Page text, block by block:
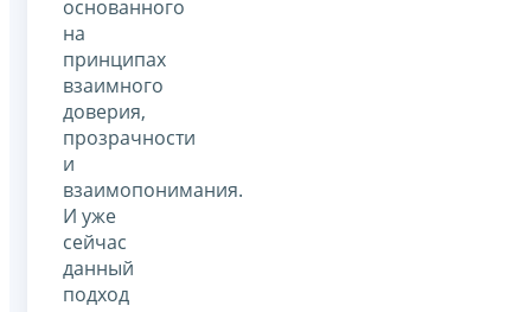
основанного
на
принципах
взаимного
доверия,
прозрачности
и
взаимопонимания.
И уже
сейчас
данный
подход